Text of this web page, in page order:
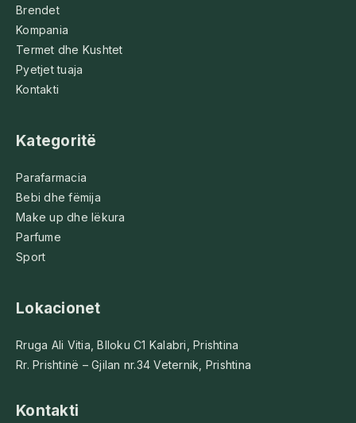
Brendet
Kompania
Termet dhe Kushtet
Pyetjet tuaja
Kontakti
Kategoritë
Parafarmacia
Bebi dhe fëmija
Make up dhe lëkura
Parfume
Sport
Lokacionet
Rruga Ali Vitia, Blloku C1 Kalabri, Prishtina
Rr. Prishtinë – Gjilan nr.34 Veternik, Prishtina
Kontakti